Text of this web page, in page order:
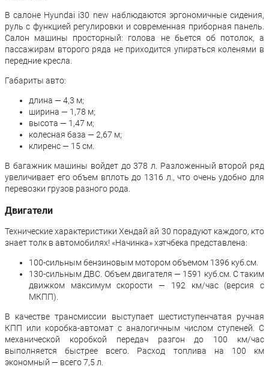
В салоне Hyundai i30 new наблюдаются эргономичные сидения,
руль с функцией регулировки и современная приборная панель.
Салон машины просторный: голова не бьется об потолок, а
пассажирам второго ряда не приходится упираться коленями в
передние кресла.
Габариты авто:
длина — 4,3 м;
ширина — 1,78 м;
высота — 1,47 м;
колесная база — 2,67 м;
клиренс — 15 см.
В багажник машины войдет до 378 л. Разложенный второй ряд
увеличивает его объем вплоть до 1316 л., что очень удобно для
перевозки грузов разного рода.
Двигатели
Технические характеристики Хендай ай 30 порадуют каждого, кто
знает толк в автомобилях! «Начинка» хэтчбека представлена:
100-сильным бензиновым мотором объемом 1396 куб.см.
130-сильным ДВС. Объем двигателя — 1591 куб.см. С таким
движком максимум скорости — 192 км/час (версия с
МКПП).
В качестве трансмиссии выступает шестиступенчатая ручная
КПП или коробка-автомат с аналогичным числом ступеней. С
механической коробкой передач разгон до 100 км/час
выполняется быстрее всего. Расход топлива на 100 км
экономный — всего 7,5 л.